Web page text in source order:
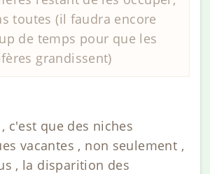
toutes (il faudra encore
de temps pour que les
grandissent)
c'est que des niches
vacantes , non seulement ,
, la disparition des